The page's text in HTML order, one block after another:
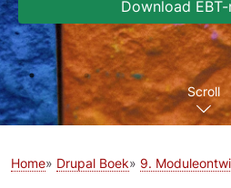
Download
Scroll
Home Drupal Boek 9.